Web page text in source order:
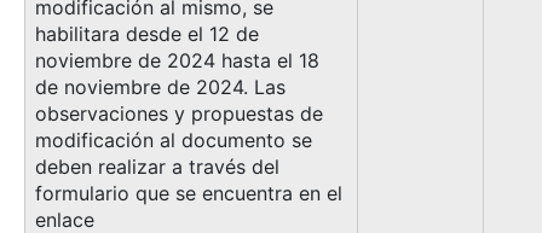
modificación al mismo, se
habilitara desde el 12 de
noviembre de 2024 hasta el 18
de noviembre de 2024. Las
observaciones y propuestas de
modificación al documento se
deben realizar a través del
formulario que se encuentra en el
enlace